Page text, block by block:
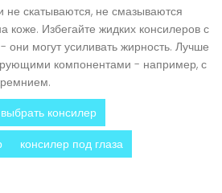
скатываются, не смазываются
коже. Избегайте жидких консилеров с
они могут усиливать жирность. Лучше
компонентами - например, с
выбрать консилер
консилер под глаза